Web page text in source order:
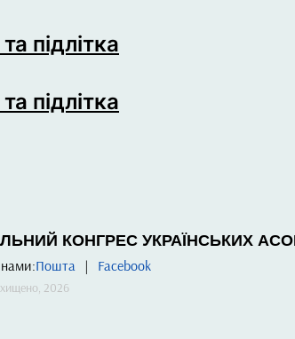
підлітка
підлітка
КОНГРЕС УКРАЇНСЬКИХ
нами:Пошта | Facebook
2026